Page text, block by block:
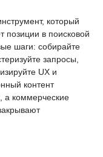
который
позиции в поисковой
шаги: собирайте
запросы,
UX и
контент
а коммерческие